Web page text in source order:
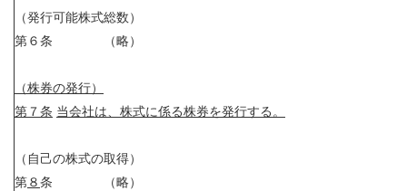
（発行可能株式総数）
第６条 （略）
（株券の発行）
第７条 当会社は、株式に係る株券を発行する。
（自己の株式の取得）
第８条 （略）